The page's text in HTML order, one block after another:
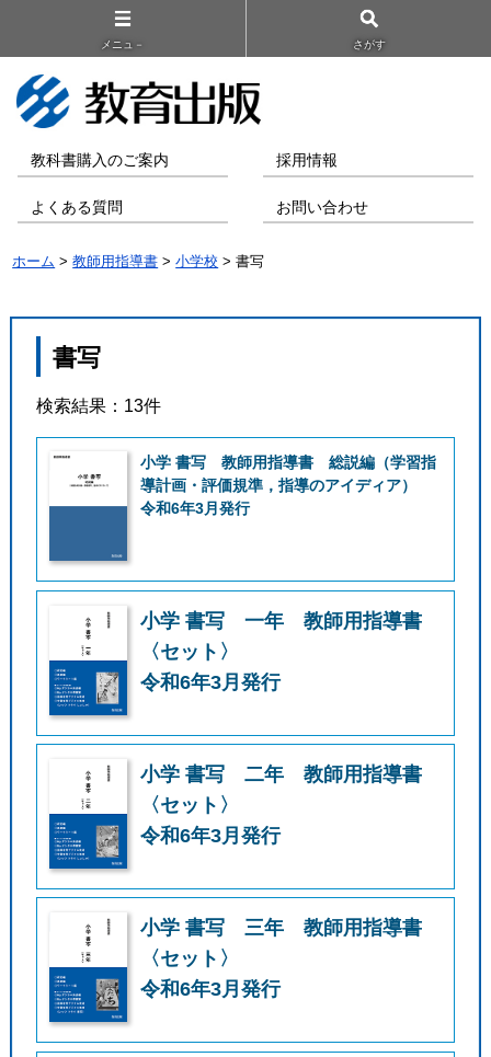
メニュ－ さがす
教科書購入のご案内 採用情報
よくある質問 お問い合わせ
ホーム >教師用指導書 >小学校 > 書写
書写
検索結果：13件
小学 書写 教師用指導書 総説編（学習指
導計画・評価規準，指導のアイディア）
令和6年3月発行
小学 書写 一年 教師用指導書
〈セット〉
令和6年3月発行
小学 書写 二年 教師用指導書
〈セット〉
令和6年3月発行
小学 書写 三年 教師用指導書
〈セット〉
令和6年3月発行